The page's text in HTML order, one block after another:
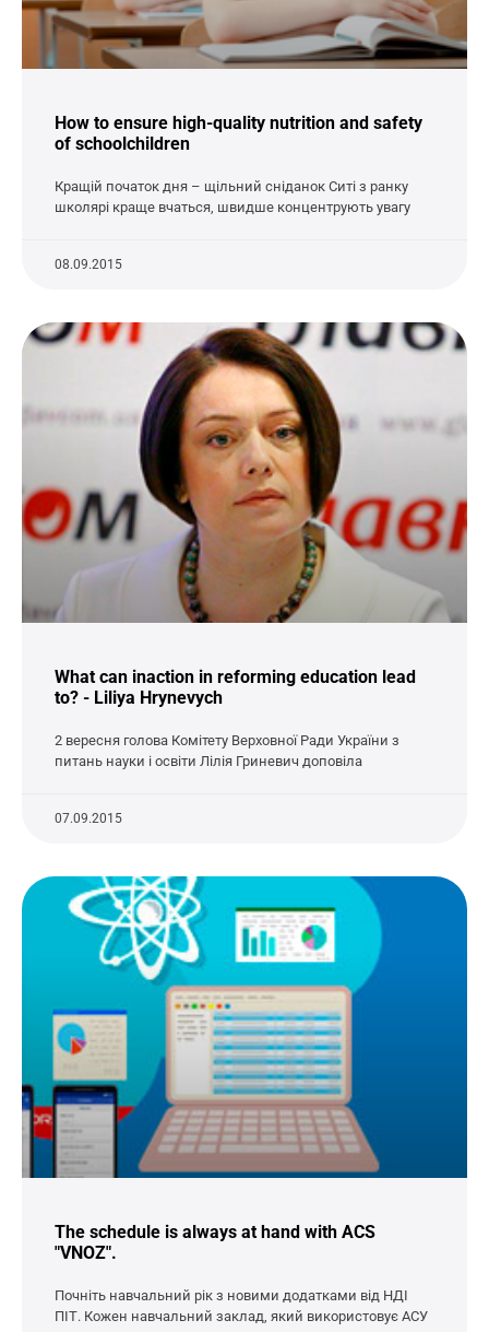
How to ensure high-quality nutrition and safety
of schoolchildren
Кращій початок дня – щільний сніданок Ситі з ранку
школярі краще вчаться, швидше концентрують увагу
08.09.2015
What can inaction in reforming education lead
to? - Liliya Hrynevych
2 вересня голова Комітету Верховної Ради України з
питань науки і освіти Лілія Гриневич доповіла
07.09.2015
The schedule is always at hand with ACS
"VNOZ".
Почніть навчальний рік з новими додатками від НДІ
ПІТ. Кожен навчальний заклад, який використовує АСУ